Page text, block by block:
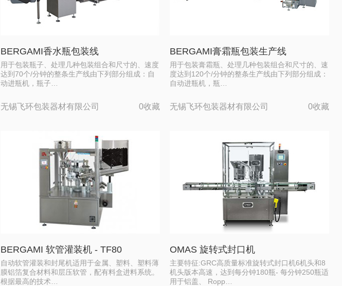
BERGAMI香水瓶包装线
用于包装瓶子、处理几种包装组合和尺寸的、速度
达到70个/分钟的整条生产线由下列部分组成：自
动进瓶机，瓶子…
无锡飞环包装器材有限公司 0收藏
BERGAMI膏霜瓶包装生产线
用于包装膏霜瓶、处理几种包装组合和尺寸的、速
度达到120个/分钟的整条生产线由下列部分组成：
自动进瓶机，瓶…
无锡飞环包装器材有限公司 0收藏
BERGAMI 软管灌装机 - TF80
自动软管灌装和封尾机适用于金属、塑料、塑料薄
膜铝箔复合材料和层压软管，配有料盒进料系统。
根据最高的技术…
OMAS 旋转式封口机
主要特征:GRC高质量标准旋转式封口机6机头和8
机头版本高速，达到每分钟180瓶- 每分钟250瓶适
用于铝盖、 Ropp…